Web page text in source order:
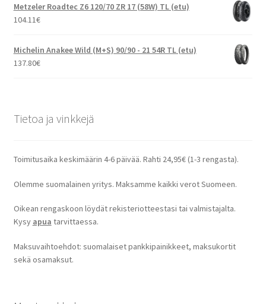
Metzeler Roadtec Z6 120/70 ZR 17 (58W) TL (etu)
104.11€
Michelin Anakee Wild (M+S) 90/90 - 21 54R TL (etu)
137.80€
Tietoa ja vinkkejä
Toimitusaika keskimäärin 4-6 päivää. Rahti 24,95€ (1-3 rengasta).
Olemme suomalainen yritys. Maksamme kaikki verot Suomeen.
Oikean rengaskoon löydät rekisteriotteestasi tai valmistajalta.
Kysy apua tarvittaessa.
Maksuvaihtoehdot: suomalaiset pankkipainikkeet, maksukortit
sekä osamaksut.